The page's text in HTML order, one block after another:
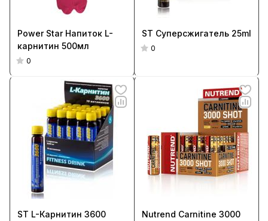
Power Star Напиток L-
карнитин 500мл
0
ST Суперсжигатель 25ml
0
ST L-Карнитин 3600
Nutrend Carnitine 3000